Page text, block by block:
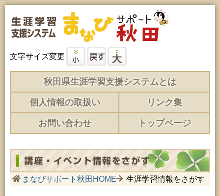
文字サイズ変更
秋田県生涯学習支援システムとは
個人情報の取扱い リンク集
お問い合わせ トップページ
まなびサポート秋田HOME 生涯学習情報をさがす